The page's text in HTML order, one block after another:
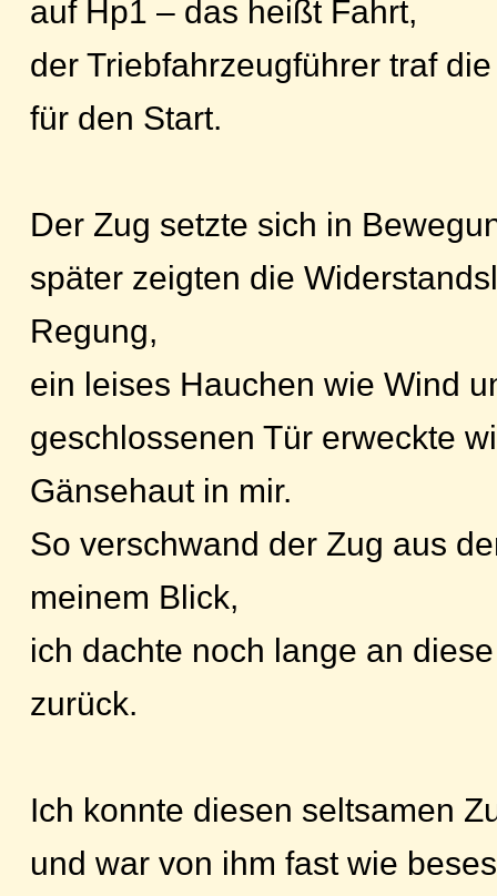
auf Hp1 – das heißt Fahrt,
der Triebfahrzeugführer traf
für den Start.
Der Zug setzte sich in
später zeigten die
Regung,
ein leises Hauchen wie Wind
geschlossenen Tür erweckte
Gänsehaut in mir.
So verschwand der Zug aus
meinem Blick,
ich dachte noch lange an
zurück.
Ich konnte diesen seltsamen
und war von ihm fast wie